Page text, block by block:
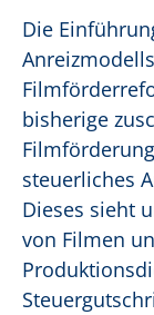
Die
bisherige
steuerliches
Dieses sieht
von Filmen